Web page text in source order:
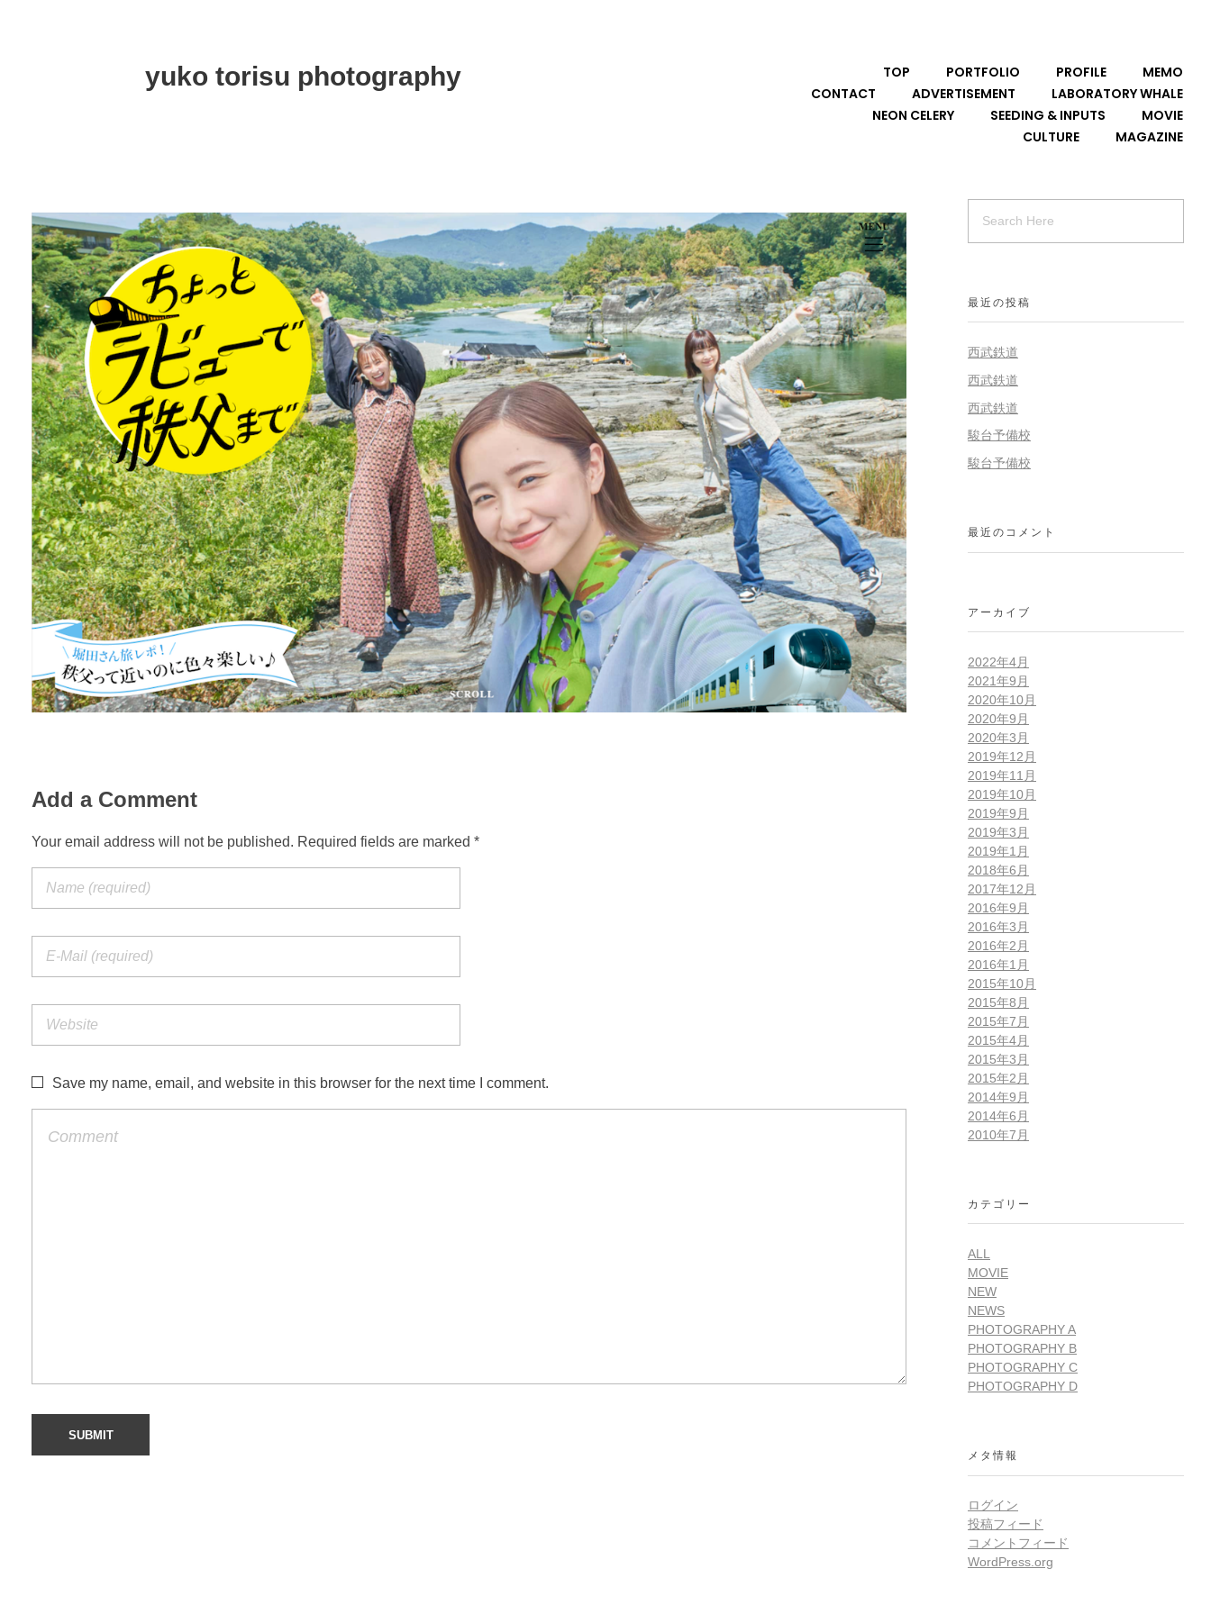
yuko torisu photography TOP PORTFOLIO PROFILE
MEMO
CONTACT
ADVERTISEMENT
LABORATORY WHALE
NEON CELERY
SEEDING & INPUTS
MOVIE
CULTURE
MAGAZINE
Add a Comment
Your email address will not be published. Required fields are marked *
Save my name, email, and website in this browser for the next time I comment.
最近の投稿
西武鉄道
西武鉄道
西武鉄道
駿台予備校
駿台予備校
最近のコメント
アーカイブ
2022年4月
2021年9月
2020年10月
2020年9月
2020年3月
2019年12月
2019年11月
2019年10月
2019年9月
2019年3月
2019年1月
2018年6月
2017年12月
2016年9月
2016年3月
2016年2月
2016年1月
2015年10月
2015年8月
2015年7月
2015年4月
2015年3月
2015年2月
2014年9月
2014年6月
2010年7月
カテゴリー
ALL
MOVIE
NEW
NEWS
PHOTOGRAPHY A
PHOTOGRAPHY B
PHOTOGRAPHY C
PHOTOGRAPHY D
メタ情報
ログイン
投稿フィード
コメントフィード
WordPress.org